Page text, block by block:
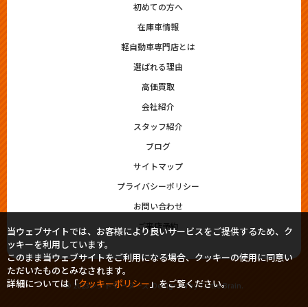
初めての方へ
在庫車情報
軽自動車専門店とは
選ばれる理由
高価買取
会社紹介
スタッフ紹介
ブログ
サイトマップ
プライバシーポリシー
お問い合わせ
ご来店予約
© 2023シシドモータース. Designed byTratto Brain.
当ウェブサイトでは、お客様により良いサービスをご提供するため、ク
ッキーを利用しています。
このまま当ウェブサイトをご利用になる場合、クッキーの使用に同意い
ただいたものとみなされます。
詳細については「クッキーポリシー」をご覧ください。